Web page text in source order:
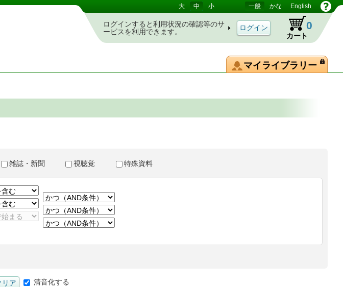
大 中 小 一般 かな English
ログインすると利用状況の確認等のサ
ービスを利用できます。
カート
0
マイライブラリー
雑誌・新聞 視聴覚 特殊資料
清音化する